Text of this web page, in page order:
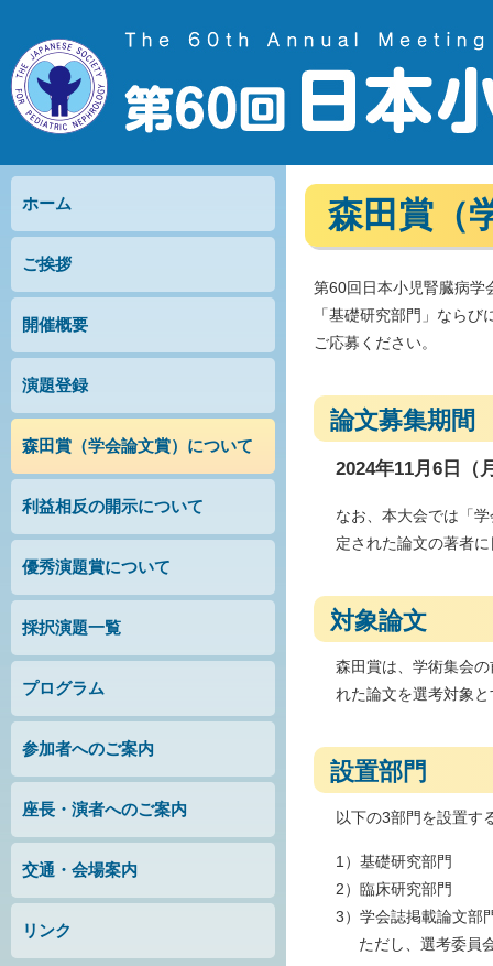
ホーム
ご挨拶
開催概要
演題登録
森田賞（学会論文賞）について
利益相反の開示について
優秀演題賞について
採択演題一覧
プログラム
参加者へのご案内
座長・演者へのご案内
交通・会場案内
リンク
森田賞（
第60回日本小児腎臓病学
「基礎研究部門」なら
ご応募ください。
論文募集期間
2024年11月6日（
なお、本大会では「
定された論文の著者
対象論文
森田賞は、学術集会
れた論文を選考対象
設置部門
以下の3部門を設置す
1）基礎研究部門
2）臨床研究部門
3）学会誌掲載論文部
ただし、選考委員